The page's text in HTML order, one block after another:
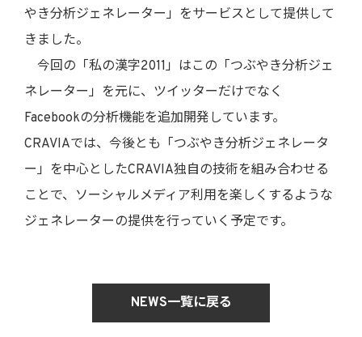
やき分析ジェネレーター」をサービスとして提供して
きました。
今回の「私の漢字2011」はこの「つぶやき分析ジェ
ネレーター」を元に、ツイッターだけでなく
Facebookの分析機能を追加開発しています。
CRAVIAでは、今後とも「つぶやき分析ジェネレータ
ー」を中心としたCRAVIA独自の技術を組み合わせる
ことで、ソーシャルメディア利用を楽しくするような
ジェネレーターの提供を行っていく予定です。
NEWS一覧に戻る